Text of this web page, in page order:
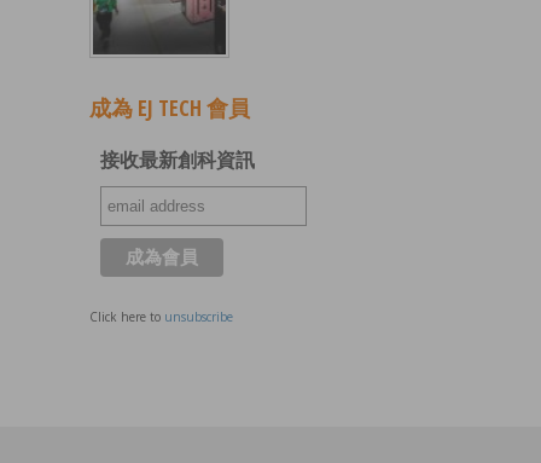
成為 EJ TECH 會員
接收最新創科資訊
Click here to unsubscribe